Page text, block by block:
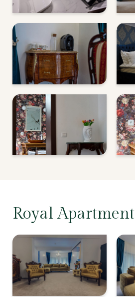
Royal Apartment